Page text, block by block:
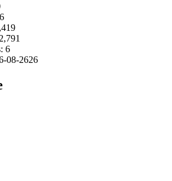
6
08-2626